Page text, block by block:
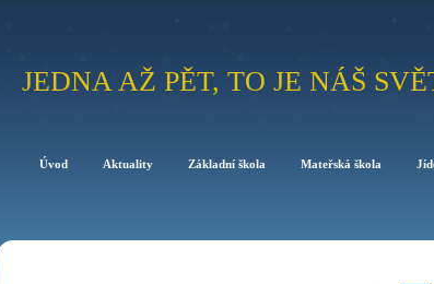
JEDNA AŽ PĚT, TO JE NÁŠ
Úvod Aktuality Základní škola Mateřská škola